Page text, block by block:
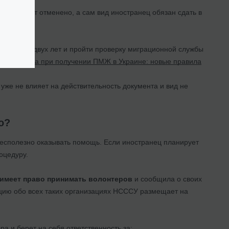
будет отменено, а сам вид иностранец обязан сдать в
не менее двух лет и пройти проверку миграционной службы
брака при получении ПМЖ в Украине: новые правила
не влияет на действительность документа и вид не
оказывать помощь. Если иностранец планирует
право принимать волонтеров и сообщила о своих
обо всех таких организациях НСССУ размещает на